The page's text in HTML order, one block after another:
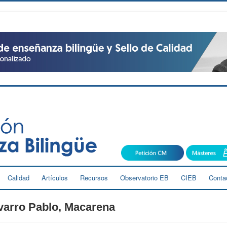
Calidad Artículos Recursos Observatorio EB CIEB
Pablo, Macarena